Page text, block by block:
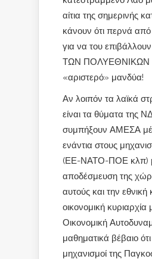
αίτια της σημερινής
κάνουν ότι περνά από
για να του
ΤΩΝ ΠΟΛΥΕΘΝΙΚΩΝ
«αριστερό» μανδύα!
Αν λοιπόν τα λαϊκά
είναι τα θύματα της
συμπήξουν ΑΜΕΣΑ
ενάντια στους
(ΕΕ-ΝΑΤΟ-ΠΟΕ κλπ)
αποδέσμευση της
αυτούς και την εθνική
οικονομική
Οικονομική
μαθηματικά βέβαιο ότι
μηχανισμοί της